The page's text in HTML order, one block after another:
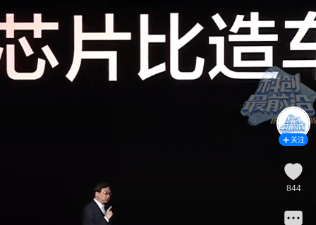
关注
844